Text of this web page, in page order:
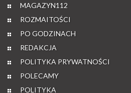
MAGAZYN112
ROZMAITOŚCI
PO GODZINACH
REDAKCJA
POLITYKA PRYWATNOŚCI
POLECAMY
POLITYKA